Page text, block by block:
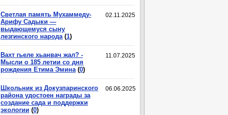
02.11.2025
Светлая память Мухаммеду-
Арифу Садыки —
выдающемуся сыну
лезгинского народа (1)
11.07.2025
Вахт гьеле хьанвач жал? -
Мысли о 185 летии со дня
рождения Етима Эмина (0)
06.06.2025
Школьник из Докузпаринского
района удостоен награды за
создание сада и поддержки
экологии (0)